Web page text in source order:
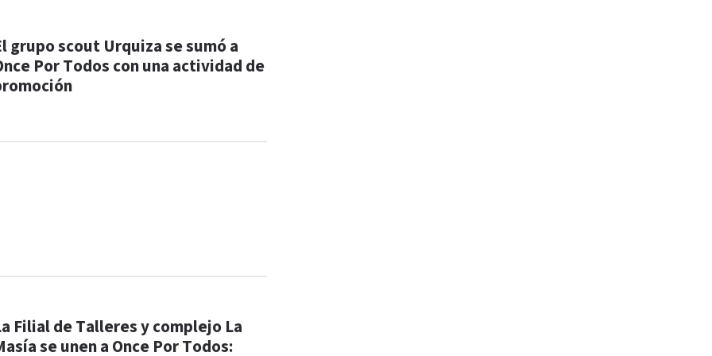
grupo scout Urquiza se sumó a
Por Todos con una actividad de
Filial de Talleres y complejo La
se unen a Once Por Todos: